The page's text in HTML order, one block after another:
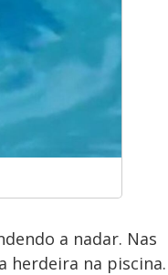
a nadar. Nas
herdeira na piscina.